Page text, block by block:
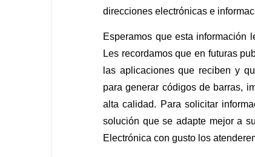
direcciones electrónicas e
Esperamos que esta
Les recordamos que en futuras
las aplicaciones que reciben y
para generar códigos de barras,
alta calidad. Para solicitar
solución que se adapte mejor a
Electrónica con gusto los